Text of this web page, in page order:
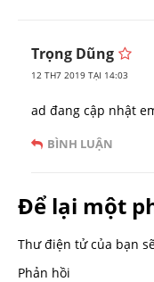
Trọng Dũng
12 TH7 2019 TẠI 14:03
ad đang cập nhật
BÌNH LUẬN
Để lại một
Thư điện tử của bạn
Phản hồi